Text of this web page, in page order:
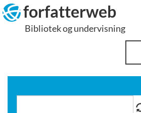
Hop
til
indhold
forfatterweb
Bibliotek og undervisning